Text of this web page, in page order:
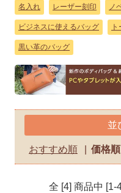
名入れ レーザー刻印 ノ
ビジネスに使えるバッグ
黒い革のバッグ
並
おすすめ順 価格順
全 [4] 商品中 [1-